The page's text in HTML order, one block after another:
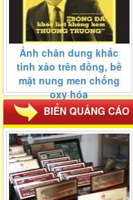
Ảnh chân dung khắc
tinh xảo trên đồng, bề
mặt nung men chống
oxy hóa
MSP:
BIỂN QUẢNG CÁO